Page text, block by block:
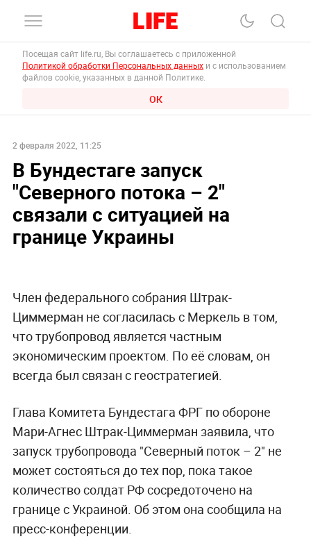
Посещая сайт life.ru, Вы соглашаетесь с приложенной
Политикой обработки Персональных данных и с использованием
файлов cookie, указанных в данной Политике.
ОК
2 февраля 2022, 11:25
В Бундестаге запуск
"Северного потока – 2"
связали с ситуацией на
границе Украины
Член федерального собрания Штрак-
Циммерман не согласилась с Меркель в том,
что трубопровод является частным
экономическим проектом. По её словам, он
всегда был связан с геостратегией.
Глава Комитета Бундестага ФРГ по обороне
Мари-Агнес Штрак-Циммерман заявила, что
запуск трубопровода "Северный поток – 2" не
может состояться до тех пор, пока такое
количество солдат РФ сосредоточено на
границе с Украиной. Об этом она сообщила на
пресс-конференции.